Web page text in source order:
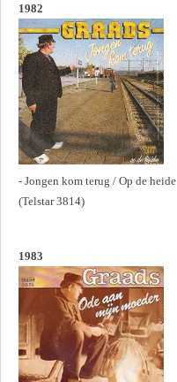
1982
- Jongen kom terug / Op de heide
(Telstar 3814)
1983